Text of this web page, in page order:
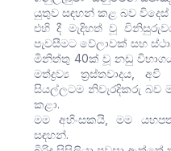
යුතුව සඳහන් කළ බව විදෙස්
එහි දී මැදිහත් වූ
පැවසීමට වේලාවක් සහ
මිනිත්තු 40ක් වූ නඩු
මත්ද්‍රව්‍ය ත්‍රස්තවාදය,
සියල්ලටම නිවැරදිකරු බව
කළා.
මම අහිංසකයි, මම
සඳහන්.